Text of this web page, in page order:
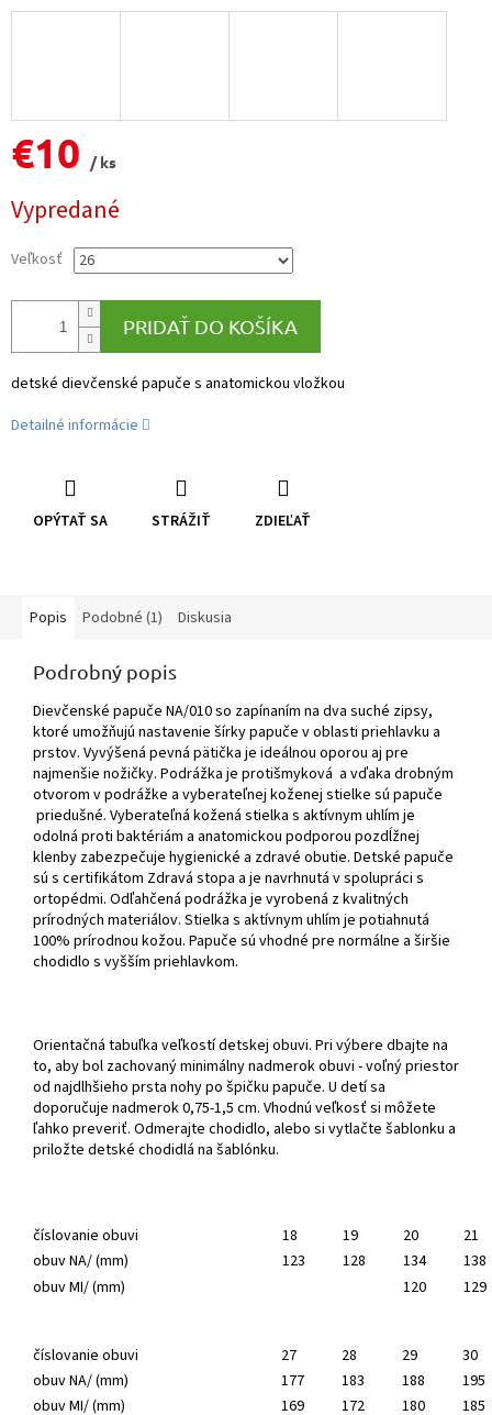
€10
/ ks
cena:
Vypredané
Veľkosť
PRIDAŤ DO KOŠÍKA
detské dievčenské papuče s anatomickou vložkou
Detailné informácie
OPÝTAŤ SA STRÁŽIŤ ZDIEĽAŤ
Popis Podobné (1) Diskusia
Podrobný popis
Dievčenské papuče NA/010 so zapínaním na dva suché zipsy,
ktoré umožňujú nastavenie šírky papuče v oblasti priehlavku a
prstov. Vyvýšená pevná pätička je ideálnou oporou aj pre
najmenšie nožičky. Podrážka je protišmyková a vďaka drobným
otvorom v podrážke a vyberateľnej koženej stielke sú papuče
priedušné. Vyberateľná kožená stielka s aktívnym uhlím je
odolná proti baktériám a anatomickou podporou pozdĺžnej
klenby zabezpečuje hygienické a zdravé obutie. Detské papuče
sú s certifikátom Zdravá stopa a je navrhnutá v spolupráci s
ortopédmi. Odľahčená podrážka je vyrobená z kvalitných
prírodných materiálov. Stielka s aktívnym uhlím je potiahnutá
100% prírodnou kožou. Papuče sú vhodné pre normálne a širšie
chodidlo s vyšším priehlavkom.
Orientačná tabuľka veľkostí detskej obuvi. Pri výbere dbajte na
to, aby bol zachovaný minimálny nadmerok obuvi - voľný priestor
od najdlhšieho prsta nohy po špičku papuče. U detí sa
doporučuje nadmerok 0,75-1,5 cm. Vhodnú veľkosť si môžete
ľahko preveriť. Odmerajte chodidlo, alebo si vytlačte šablonku a
priložte detské chodidlá na šablónku.
číslovanie obuvi 18 19 20
21
obuv NA/ (mm)
123 128 134
138
obuv MI/ (mm)
120 129
číslovanie obuvi 27 28 29
30
obuv NA/ (mm)
177 183 188
195
obuv MI/ (mm)
169 172 180 185